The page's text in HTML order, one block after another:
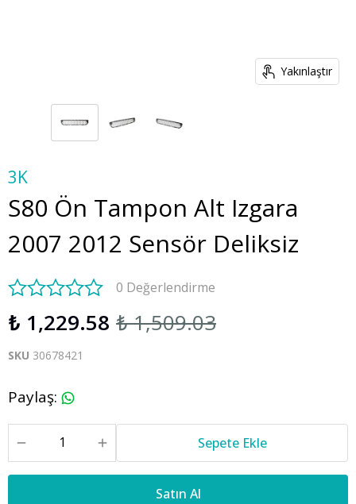
Yakınlaştır
3K
S80 Ön Tampon Alt Izgara
2007 2012 Sensör Deliksiz
0 Değerlendirme
₺ 1,229.58 ₺ 1,509.03
SKU 30678421
Paylaş:
Sepete Ekle
Satın Al